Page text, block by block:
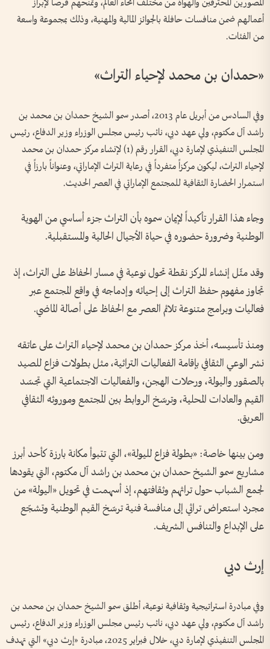
المصورين المحترفين والهواة من مختلف أنحاء العالم، وتمنحهم فرصاً لإبراز
أعمالهم ضمن منافسات حافلة بالجوائز المالية والمهنية، وذلك بمجموعة واسعة
من الفئات.
«حمدان بن محمد لإحياء التراث»
وفي السادس من أبريل عام 2013، أصدر سمو الشيخ حمدان بن محمد بن
راشد آل مكتوم، ولي عهد دبي، نائب رئيس مجلس الوزراء وزير الدفاع، رئيس
المجلس التنفيذي لإمارة دبي، القرار رقم (1) لإنشاء مركز حمدان بن محمد
لإحياء التراث، ليكون مركزاً متفرداً في رعاية التراث الإماراتي، وعنواناً بارزاً في
استمرار الحضارة الثقافية للمجتمع الإماراتي في العصر الحديث.
وجاء هذا القرار تأكيداً لإيمان سموه بأن التراث جزء أساسي من الهوية
الوطنية وضرورة حضوره في حياة الأجيال الحالية والمستقبلية.
وقد مثّل إنشاء المركز نقطة تحول نوعية في مسار الحفاظ على التراث، إذ
تجاوز مفهوم حفظ التراث إلى إحيائه وإدماجه في واقع المجتمع عبر
فعاليات وبرامج متنوعة تلائم العصر مع الحفاظ على أصالة الماضي.
ومنذ تأسيسه، أخذ مركز حمدان بن محمد لإحياء التراث على عاتقه
نشر الوعي الثقافي بإقامة الفعاليات التراثية، مثل بطولات فزاع للصيد
بالصقور واليولة، ورحلات الهجن، والفعاليات الاجتماعية التي تجسّد
القيم والعادات المحلية، وترسّخ الروابط بين المجتمع وموروثه الثقافي
العريق.
ومن بينها خاصة: «بطولة فزاع لليولة»، التي تتبوأ مكانة بارزة كأحد أبرز
مشاريع سمو الشيخ حمدان بن محمد بن راشد آل مكتوم، التي يقودها
لجمع الشباب حول تراثهم وثقافتهم، إذ أسهمت في تحويل «اليولة» من
مجرد استعراض تراثي إلى منافسة فنية ترسّخ القيم الوطنية وتشجّع
على الإبداع والتنافس الشريف.
إرث دبي
وفي مبادرة استراتيجية وثقافية نوعية، أطلق سمو الشيخ حمدان بن محمد بن
راشد آل مكتوم، ولي عهد دبي، نائب رئيس مجلس الوزراء وزير الدفاع، رئيس
المجلس التنفيذي لإمارة دبي، خلال فبراير 2025، مبادرة «إرث دبي» التي تهدف